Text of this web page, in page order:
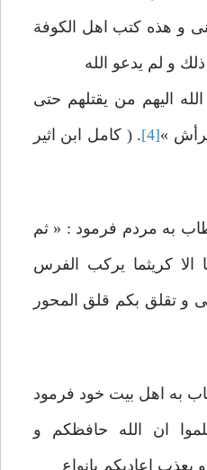
و هذه كتب اهل الكوفة
و لم يدعو الله
اليهم من يقتلهم حتی
»
[4]
. ( كامل ابن اثير
به مردم فرمود : « ثم
الا كريثما يركب الفرس
و تقلق بكم قلق‏ المحور
به اهل بيت خود فرمود
ان الله حافظكم و
اعاديكم بانواع